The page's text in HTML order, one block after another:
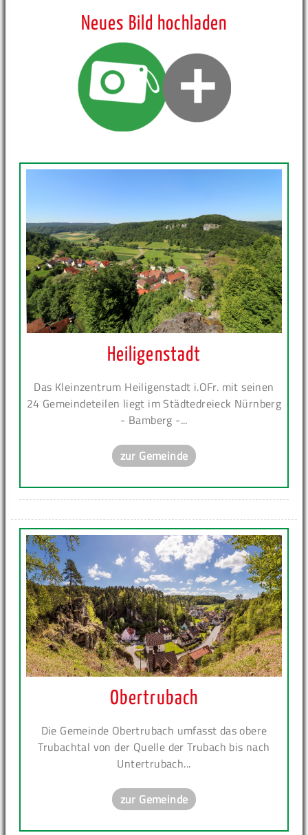
Neues Bild hochladen
Heiligenstadt
Das Kleinzentrum Heiligenstadt i.OFr. mit seinen
24 Gemeindeteilen liegt im Städtedreieck Nürnberg
- Bamberg -...
zur Gemeinde
Obertrubach
Die Gemeinde Obertrubach umfasst das obere
Trubachtal von der Quelle der Trubach bis nach
Untertrubach...
zur Gemeinde